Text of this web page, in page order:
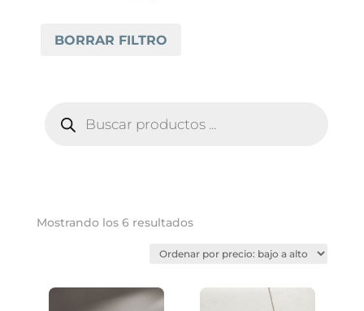
MODEE PURE STRUCTURE
BORRAR FILTRO
PRODUCTOS
Mostrando los 6 resultadosOrdenado
precio: